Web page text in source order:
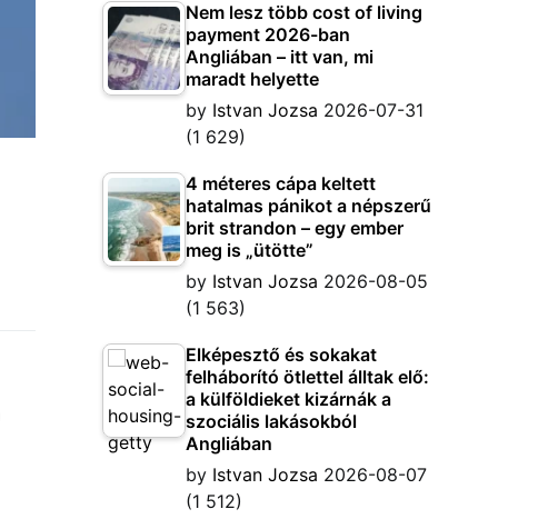
Nem lesz több cost of living
payment 2026-ban
Angliában – itt van, mi
maradt helyette
by Istvan Jozsa 2026-07-31
(1 629)
4 méteres cápa keltett
hatalmas pánikot a népszerű
brit strandon – egy ember
meg is „ütötte”
by Istvan Jozsa 2026-08-05
(1 563)
Elképesztő és sokakat
felháborító ötlettel álltak elő:
a külföldieket kizárnák a
szociális lakásokból
Angliában
by Istvan Jozsa 2026-08-07
(1 512)